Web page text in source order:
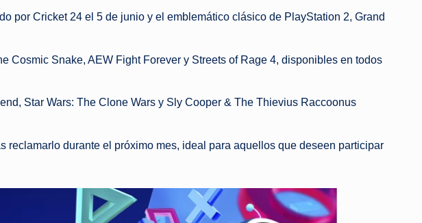
por Cricket 24 el 5 de junio y el emblemático clásico de PlayStation 2, Grand
Cosmic Snake, AEW Fight Forever y Streets of Rage 4, disponibles en todos
Star Wars: The Clone Wars y Sly Cooper & The Thievius Raccoonus
durante el próximo mes, ideal para aquellos que deseen participar